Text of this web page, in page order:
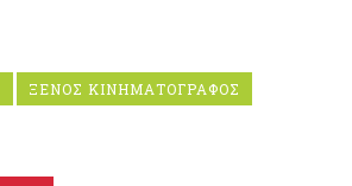
ΞΕΝΟΣ ΚΙΝΗΜΑΤΟΓΡΑΦΟΣ